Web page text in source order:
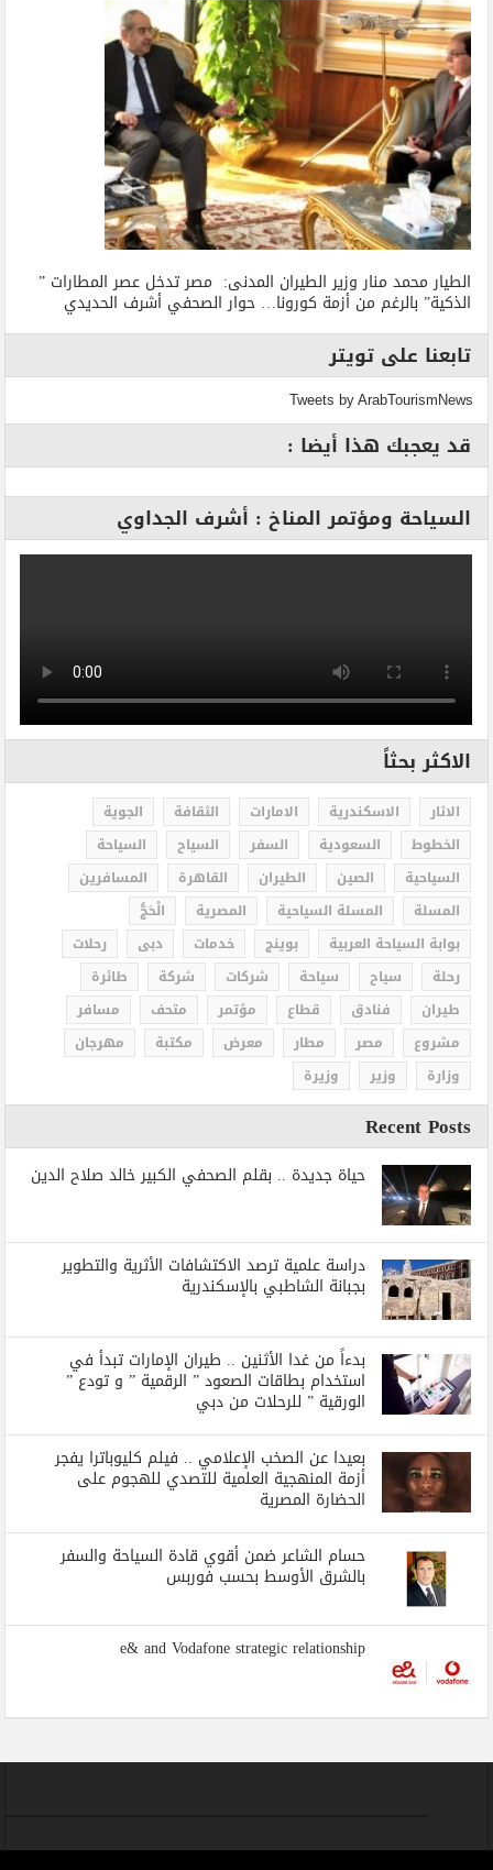
الطيار محمد منار وزير الطيران المدنى: مصر تدخل عصر المطارات ”
الذكية” بالرغم من أزمة كورونا… حوار الصحفي أشرف الحديدي
تابعنا على تويتر
Tweets by ArabTourismNews
قد يعجبك هذا أيضا :
السياحة ومؤتمر المناخ : أشرف الجداوي
الاكثر بحثاً
الاثار الاسكندرية الامارات الثقافة
الجوية
الخطوط
السعودية السفر السياح
السياحة
السياحية
الصين الطيران القاهرة
المسافرين
المسلة
المسلة السياحية المصرية
الْحَجُّ
بوابة السياحة العربية
بوينج خدمات دبى
رحلات
رحلة
سياح سياحة شركات شركة
طائرة
طيران
فنادق قطاع مؤتمر متحف
مسافر
مشروع
مصر مطار معرض مكتبة
مهرجان
وزارة
وزير وزيرة
Recent Posts
حياة جديدة .. بقلم الصحفي الكبير خالد صلاح الدين
دراسة علمية ترصد الاكتشافات الأثرية والتطوير
بجبانة الشاطبي بالإسكندرية
بدءاً من غدا الأثنين .. طيران الإمارات تبدأ في
استخدام بطاقات الصعود ” الرقمية ” و تودع ”
الورقية ” للرحلات من دبي
بعيدا عن الصخب الإعلامي .. فيلم كليوباترا يفجر
أزمة المنهجية العلمية للتصدي للهجوم على
الحضارة المصرية
حسام الشاعر ضمن أقوي قادة السياحة والسفر
بالشرق الأوسط بحسب فوربس
e& and Vodafone strategic relationship